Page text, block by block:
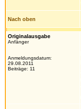
Nach oben
Originalausgabe
Anfänger
Anmeldungsdatum:
29.08.2011
Beiträge: 11